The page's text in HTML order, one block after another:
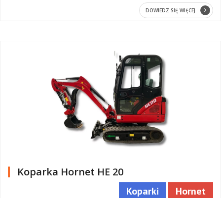
DOWIEDZ SIĘ WIĘCEJ
Koparka Hornet HE 20
Koparki Hornet